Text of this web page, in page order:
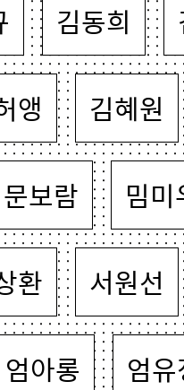
김동희
앵 김혜원
문보람 밈미
환 서원선
엄아롱 엄유